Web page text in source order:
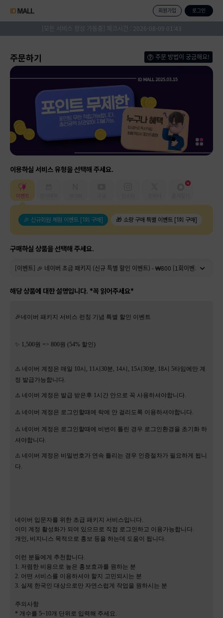
회원가입 로그인
주문하기 주문 방법이 궁금해요!
이용하실 서비스 유형을 선택해 주세요.
이벤트
🎉 신규회원 체험 이벤트 [1회 구매] 🎁 소량 구매 특별 이벤트 [1회 구매]
구매하실 상품을 선택해 주세요.
해당 상품에 대한 설명입니다. *꼭 읽어주세요*
🎉네이버 패키지 서비스 런칭 기념 특별 할인 이벤트
✨ 1,500원 => 800원 (54% 할인)
⚠️ 네이버 계정은 매일 10시, 11시30분, 14시, 15시30분, 18시 5타임에만 계
정 발급가능합니다.
⚠️ 네이버 계정은 발급 받은후 1시간 안으로 꼭 사용하셔야합니다.
⚠️ 네이버 계정은 로그인할때에 락에 안 걸리도록 이용하셔야합니다.
⚠️ 네이버 계정은 로그인할때에 비번이 틀린 경우 로그인환경을 초기화 하
셔야합니다.
⚠️ 네이버 계정은 비밀번호가 연속 틀리는 경우 인증절차가 필요하게 됩니
다.
네이버 입문자를 위한 초급 패키지 서비스입니다.
이미 계정 활성화가 되여 있으므로 직접 로그인하고 이용가능합니다.
개인, 비지니스 목적으로 홍보 등을 하는데 도움이 됩니다.
이런 분들에게 추천합니다.
1. 저렴한 비용으로 높은 홍보효과를 원하는 분
2. 어떤 서비스를 이용하셔야 할지 고민되시는 분
3. 실제 한국인 대상으로만 자연스럽게 작업을 원하시는 분
주의사항
* 개수를 5~10개 단위로 입력해 주세요.
[모든 서비스 정상 가동중] 체크시간 : 2026-08-09 01:43